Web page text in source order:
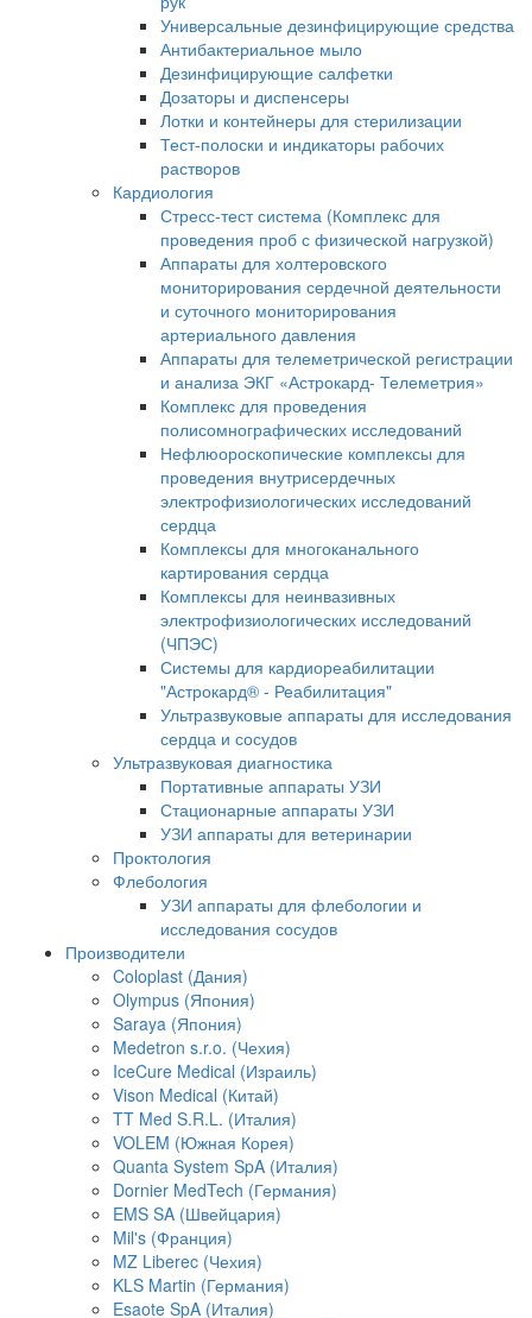
Универсальные дезинфицирующие средства
Антибактериальное мыло
Дезинфицирующие салфетки
Дозаторы и диспенсеры
Лотки и контейнеры для стерилизации
Тест-полоски и индикаторы рабочих
растворов
Кардиология
Стресс-тест система (Комплекс для
проведения проб с физической нагрузкой)
Аппараты для холтеровского
мониторирования сердечной деятельности
и суточного мониторирования
артериального давления
Аппараты для телеметрической регистрации
и анализа ЭКГ «Астрокард- Телеметрия»
Комплекс для проведения
полисомнографических исследований
Нефлюороскопические комплексы для
проведения внутрисердечных
электрофизиологических исследований
сердца
Комплексы для многоканального
картирования сердца
Комплексы для неинвазивных
электрофизиологических исследований
(ЧПЭС)
Системы для кардиореабилитации
"Астрокард® - Реабилитация"
Ультразвуковые аппараты для исследования
сердца и сосудов
Ультразвуковая диагностика
Портативные аппараты УЗИ
Стационарные аппараты УЗИ
УЗИ аппараты для ветеринарии
Проктология
Флебология
УЗИ аппараты для флебологии и
исследования сосудов
Производители
Coloplast (Дания)
Olympus (Япония)
Saraya (Япония)
Medetron s.r.o. (Чехия)
IceCure Medical (Израиль)
Vison Medical (Китай)
TT Med S.R.L. (Италия)
VOLEM (Южная Корея)
Quanta System SpA (Италия)
Dornier MedTech (Германия)
EMS SA (Швейцария)
Mil's (Франция)
MZ Liberec (Чехия)
KLS Martin (Германия)
Esaote SpA (Италия)